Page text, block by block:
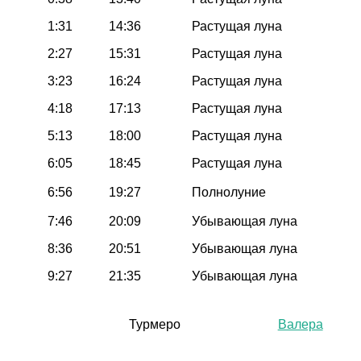
1:31
14:36
Растущая луна
2:27
15:31
Растущая луна
3:23
16:24
Растущая луна
4:18
17:13
Растущая луна
5:13
18:00
Растущая луна
6:05
18:45 Растущая луна
6:56 19:27 Полнолуние
7:46 20:09
Убывающая луна
8:36
20:51
Убывающая луна
9:27
21:35 Убывающая луна
Турмеро Валера